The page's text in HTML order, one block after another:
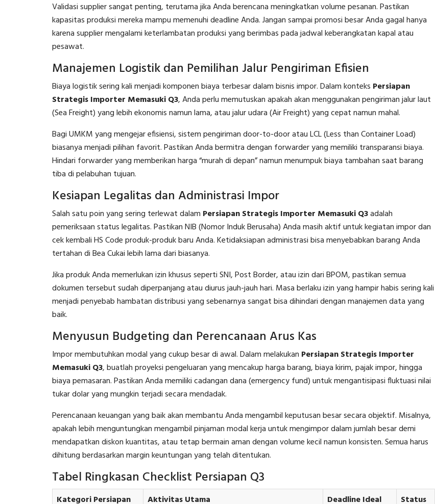
Validasi supplier sangat penting, terutama jika Anda berencana meningkatkan volume pesanan. Pastikan
kapasitas produksi mereka mampu memenuhi deadline Anda. Jangan sampai promosi besar Anda gagal hanya
karena supplier mengalami keterlambatan produksi yang berimbas pada jadwal keberangkatan kapal atau
pesawat.
Manajemen Logistik dan Pemilihan Jalur Pengiriman Efisien
Biaya logistik sering kali menjadi komponen biaya terbesar dalam bisnis impor. Dalam konteks Persiapan
Strategis Importer Memasuki Q3, Anda perlu memutuskan apakah akan menggunakan pengiriman jalur laut
(Sea Freight) yang lebih ekonomis namun lama, atau jalur udara (Air Freight) yang cepat namun mahal.
Bagi UMKM yang mengejar efisiensi, sistem pengiriman door-to-door atau LCL (Less than Container Load)
biasanya menjadi pilihan favorit. Pastikan Anda bermitra dengan forwarder yang memiliki transparansi biaya.
Hindari forwarder yang memberikan harga “murah di depan” namun menumpuk biaya tambahan saat barang
tiba di pelabuhan tujuan.
Kesiapan Legalitas dan Administrasi Impor
Salah satu poin yang sering terlewat dalam Persiapan Strategis Importer Memasuki Q3adalah
pemeriksaan status legalitas. Pastikan NIB (Nomor Induk Berusaha) Anda masih aktif untuk kegiatan impor dan
cek kembali HS Code produk-produk baru Anda. Ketidaksiapan administrasi bisa menyebabkan barang Anda
tertahan di Bea Cukai lebih lama dari biasanya.
Jika produk Anda memerlukan izin khusus seperti SNI, Post Border, atau izin dari BPOM, pastikan semua
dokumen tersebut sudah diperpanjang atau diurus jauh-jauh hari. Masa berlaku izin yang hampir habis sering kali
menjadi penyebab hambatan distribusi yang sebenarnya sangat bisa dihindari dengan manajemen data yang
baik.
Menyusun Budgeting dan Perencanaan Arus Kas
Impor membutuhkan modal yang cukup besar di awal. Dalam melakukan Persiapan Strategis Importer
Memasuki Q3, buatlah proyeksi pengeluaran yang mencakup harga barang, biaya kirim, pajak impor, hingga
biaya pemasaran. Pastikan Anda memiliki cadangan dana (emergency fund) untuk mengantisipasi fluktuasi nilai
tukar dolar yang mungkin terjadi secara mendadak.
Perencanaan keuangan yang baik akan membantu Anda mengambil keputusan besar secara objektif. Misalnya,
apakah lebih menguntungkan mengambil pinjaman modal kerja untuk mengimpor dalam jumlah besar demi
mendapatkan diskon kuantitas, atau tetap bermain aman dengan volume kecil namun konsisten. Semua harus
dihitung berdasarkan margin keuntungan yang telah ditentukan.
Tabel Ringkasan Checklist Persiapan Q3
Kategori Persiapan Aktivitas Utama Deadline Ideal Status